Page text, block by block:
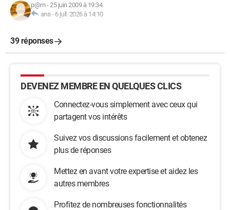
p@m-25 juin 2009 à 19:34
ana - 6 juil. 2026 à 14:10
39 réponses
DEVENEZ MEMBRE EN QUELQUES CLICS
Connectez-vous simplement avec ceux qui
partagent vos intérêts
Suivez vos discussions facilement et obtenez
plus de réponses
Mettez en avant votre expertise et aidez les
autres membres
Profitez de nombreuses fonctionnalités